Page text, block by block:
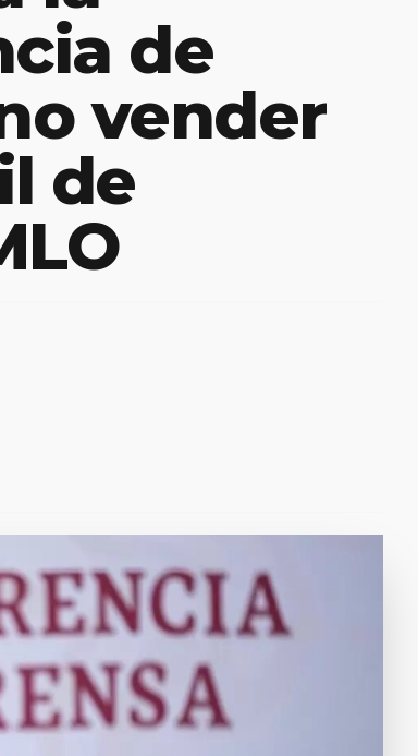
de
vender
de